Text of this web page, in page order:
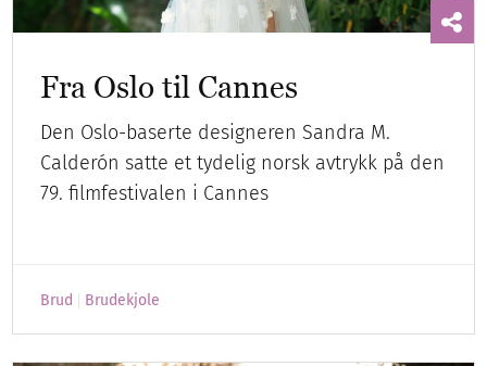
Fra Oslo til Cannes
Den Oslo-baserte designeren Sandra M.
Calderón satte et tydelig norsk avtrykk på den
79. filmfestivalen i Cannes
Brud Brudekjole